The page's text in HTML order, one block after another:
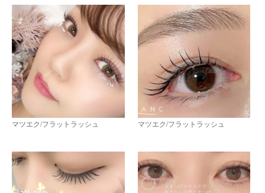
マツエク/フラットラッシュ マツエク/フラットラッシュ